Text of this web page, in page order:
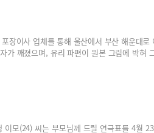
장이사 업체를 통해 울산에서 부산 해운대로
깨졌으며, 유리 파편이 원본 그림에 박혀
모(24) 씨는 부모님께 드릴 연극표를 4월